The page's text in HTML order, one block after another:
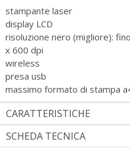
stampante laser
display LCD
risoluzione nero (migliore):
x 600 dpi
wireless
presa usb
massimo formato di stampa
CARATTERISTICHE
SCHEDA TECNICA